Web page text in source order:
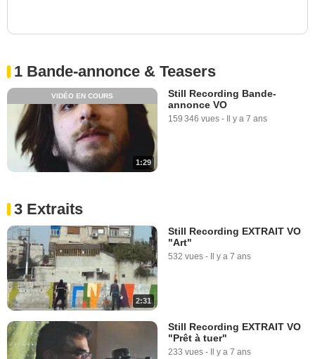
1 Bande-annonce & Teasers
1:29
VIDÉO EN COURS
Still Recording Bande-
annonce VO
159 346 vues - Il y a 7 ans
3 Extraits
2:31
Still Recording EXTRAIT VO
"Art"
532 vues - Il y a 7 ans
Still Recording EXTRAIT VO
"Prêt à tuer"
233 vues - Il y a 7 ans